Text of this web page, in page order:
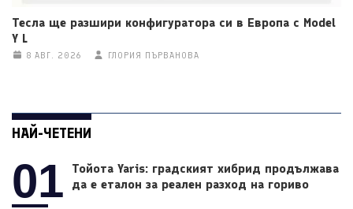
Тесла ще разшири конфигуратора си в Европа с Model
Y L
8 АВГ. 2026 ГЛОРИЯ ПЪРВАНОВА
НАЙ-ЧЕТЕНИ
01
Тойота Yaris: градският хибрид продължава
да е еталон за реален разход на гориво